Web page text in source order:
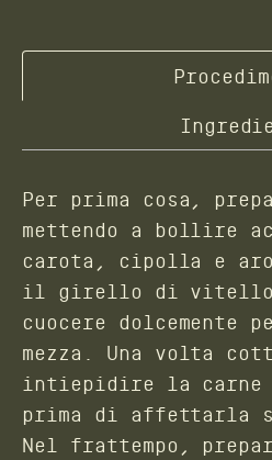
Per prima cosa,
mettendo a bollire
carota, cipolla e
il girello di vitello
cuocere dolcemente
mezza. Una volta
intiepidire la carne
prima di affettarla
Nel frattempo,